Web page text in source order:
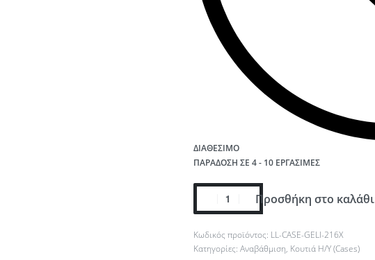
ΔΙΑΘΈΣΙΜΟ
ΠΑΡΆΔΟΣΗ ΣΕ 4 - 10 ΕΡΓΆΣΙΜΕΣ
Προσθήκη στο καλάθι
LL-CASE-GELI-216X
Κατηγορίες: Αναβάθμιση, Κουτιά Η/Υ (Cases)